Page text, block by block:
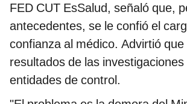
FED CUT EsSalud, señaló que,
antecedentes, se le confió el
confianza al médico. Advirtió
resultados de las investigaciones
entidades de control.